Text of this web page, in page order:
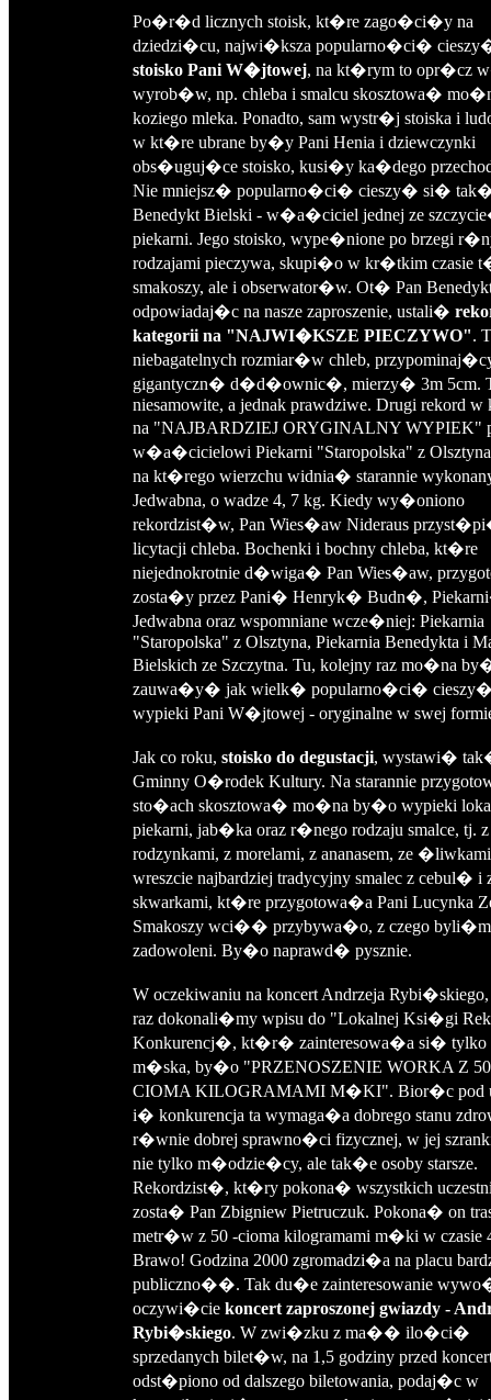
Po�r�d licznych stoisk, kt�re zago�ci�y na
dziedzi�cu, najwi�ksza popularno�ci�
stoisko Pani W�jtowej, na kt�rym to opr�cz
wyrob�w, np. chleba i smalcu skosztowa�
koziego mleka. Ponadto, sam wystr�j stoiska i
w kt�re ubrane by�y Pani Henia i dziewczynki
obs�uguj�ce stoisko, kusi�y ka�dego
Nie mniejsz� popularno�ci� cieszy� si�
Benedykt Bielski - w�a�ciciel jednej ze
piekarni. Jego stoisko, wype�nione po brzegi
rodzajami pieczywa, skupi�o w kr�tkim czasie
smakoszy, ale i obserwator�w. Ot� Pan
odpowiadaj�c na nasze zaproszenie, ustali�
kategorii na "NAJWI�KSZE PIECZYWO".
niebagatelnych rozmiar�w chleb,
gigantyczn� d�d�ownic�, mierzy� 3m 5cm.
niesamowite, a jednak prawdziwe. Drugi rekord w
na "NAJBARDZIEJ ORYGINALNY WYPIEK"
w�a�cicielowi Piekarni "Staropolska" z
na kt�rego wierzchu widnia� starannie
Jedwabna, o wadze 4, 7 kg. Kiedy wy�oniono
rekordzist�w, Pan Wies�aw Nideraus
licytacji chleba. Bochenki i bochny chleba, kt�re
niejednokrotnie d�wiga� Pan Wies�aw,
zosta�y przez Pani� Henryk� Budn�,
Jedwabna oraz wspomniane wcze�niej: Piekarnia
"Staropolska" z Olsztyna, Piekarnia Benedykta i
Bielskich ze Szczytna. Tu, kolejny raz mo�na
zauwa�y� jak wielk� popularno�ci�
wypieki Pani W�jtowej - oryginalne w swej
Jak co roku, stoisko do degustacji, wystawi�
Gminny O�rodek Kultury. Na starannie
sto�ach skosztowa� mo�na by�o wypieki
piekarni, jab�ka oraz r�nego rodzaju smalce, tj. z
rodzynkami, z morelami, z ananasem, ze
wreszcie najbardziej tradycyjny smalec z cebul� i
skwarkami, kt�re przygotowa�a Pani Lucynka
Smakoszy wci�� przybywa�o, z czego
zadowoleni. By�o naprawd� pysznie.
W oczekiwaniu na koncert Andrzeja
raz dokonali�my wpisu do "Lokalnej Ksi�gi
Konkurencj�, kt�r� zainteresowa�a si�
m�ska, by�o "PRZENOSZENIE WORKA Z
CIOMA KILOGRAMAMI M�KI". Bior�c pod
i� konkurencja ta wymaga�a dobrego stanu
r�wnie dobrej sprawno�ci fizycznej, w jej
nie tylko m�odzie�cy, ale tak�e osoby starsze.
Rekordzist�, kt�ry pokona� wszystkich
zosta� Pan Zbigniew Pietruczuk. Pokona� on
metr�w z 50 -cioma kilogramami m�ki w czasie
Brawo! Godzina 2000 zgromadzi�a na placu
publiczno��. Tak du�e zainteresowanie
oczywi�cie koncert zaproszonej gwiazdy -
Rybi�skiego. W zwi�zku z ma�� ilo�ci�
sprzedanych bilet�w, na 1,5 godziny przed
odst�piono od dalszego biletowania, podaj�c w